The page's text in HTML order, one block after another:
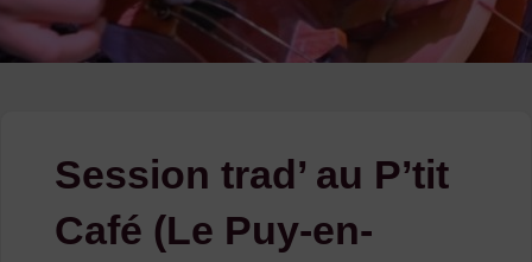
Session trad’ au P’tit
Café (Le Puy-en-